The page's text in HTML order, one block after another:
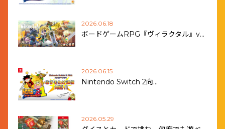
2026.06.18
ボードゲームRPG『ヴィラクタル』v…
2026.06.15
Nintendo Switch 2向…
2026.05.29